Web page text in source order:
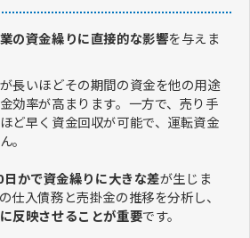
の資金繰りに直接的な影響を与えま
長いほどその期間の資金を他の用途
効率が高まります。一方で、売り手
ど早く資金回収が可能で、運転資金
。
かで資金繰りに大きな差が生じま
仕入債務と売掛金の推移を分析し、
反映させることが重要です。